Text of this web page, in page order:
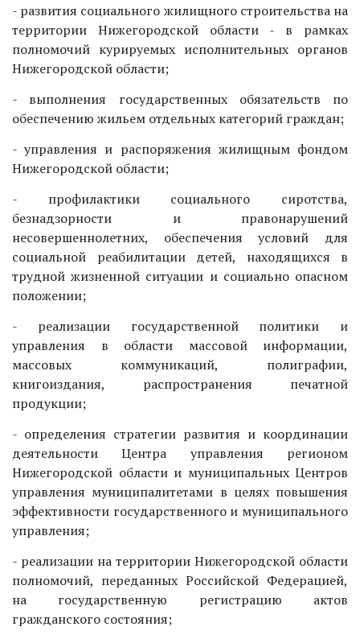
- развития социального жилищного строительства на
территории Нижегородской области - в рамках
полномочий курируемых исполнительных органов
Нижегородской области;
- выполнения государственных обязательств по
обеспечению жильем отдельных категорий граждан;
- управления и распоряжения жилищным фондом
Нижегородской области;
- профилактики социального сиротства,
безнадзорности и правонарушений
несовершеннолетних, обеспечения условий для
социальной реабилитации детей, находящихся в
трудной жизненной ситуации и социально опасном
положении;
- реализации государственной политики и
управления в области массовой информации,
массовых коммуникаций, полиграфии,
книгоиздания, распространения печатной
продукции;
- определения стратегии развития и координации
деятельности Центра управления регионом
Нижегородской области и муниципальных Центров
управления муниципалитетами в целях повышения
эффективности государственного и муниципального
управления;
- реализации на территории Нижегородской области
полномочий, переданных Российской Федерацией,
на государственную регистрацию актов
гражданского состояния;